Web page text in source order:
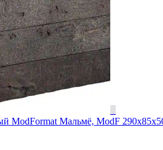
ModFormat Мальмё, ModF